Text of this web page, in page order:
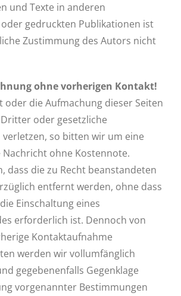
und Texte in anderen
gedruckten Publikationen ist
Zustimmung des Autors nicht
ohne vorherigen Kontakt!
oder die Aufmachung dieser Seiten
oder gesetzliche
so bitten wir um eine
ohne Kostennote.
dass die zu Recht beanstandeten
entfernt werden, ohne dass
Einschaltung eines
erforderlich ist. Dennoch von
Kontaktaufnahme
werden wir vollumfänglich
gegebenenfalls Gegenklage
vorgenannter Bestimmungen